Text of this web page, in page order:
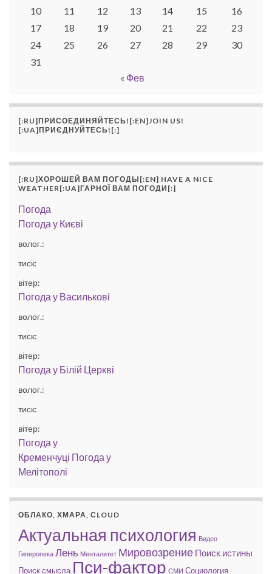
10
11 12 13 14 15
16
17
18 19 20 21 22
23
24
25 26 27 28 29
30
31
« Фев
[:RU]ПРИСОЕДИНЯЙТЕСЬ![:EN]JOIN US!
[:UA]ПРИЄДНУЙТЕСЬ![:]
[:RU]ХОРОШЕЙ ВАМ ПОГОДЫ[:EN] HAVE A NICE
WEATHER[:UA]ГАРНОЇ ВАМ ПОГОДИ[:]
Погода
Погода у Києві
волог.:
тиск:
вітер:
Погода у Василькові
волог.:
тиск:
вітер:
Погода у Білій Церкві
волог.:
тиск:
вітер:
Погода у
Кременчуці Погода у
Мелітополі
ОБЛАКО, ХМАРА, СLOUD
Актуальная психология Видео
Гиперопека Лень Менталитет Мировозрение Поиск истины
Поиск смысла Пси-фактор СМИ Социология